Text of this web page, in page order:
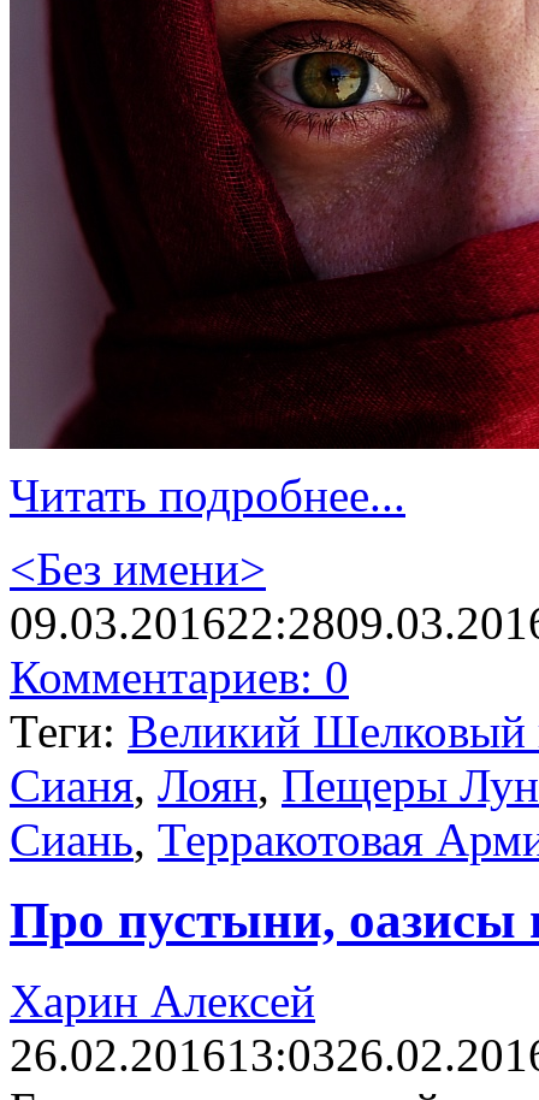
Читать подробнее...
<Без имени>
09.03.201622:28
Комментариев: 0
Теги: Великий Шелковый
Сианя, Лоян, Пещеры
Сиань, Терракотовая
Про пустыни, оазисы
Харин Алексей
26.02.201613:03